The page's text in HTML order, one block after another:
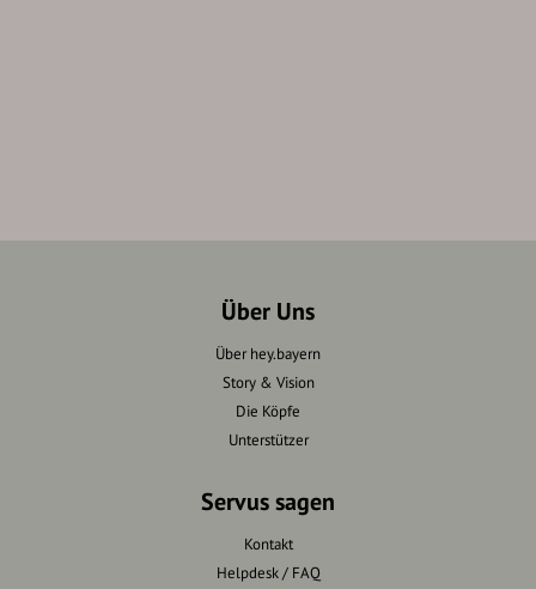
Über Uns
Über hey.bayern
Story & Vision
Die Köpfe
Unterstützer
Servus sagen
Kontakt
Helpdesk / FAQ